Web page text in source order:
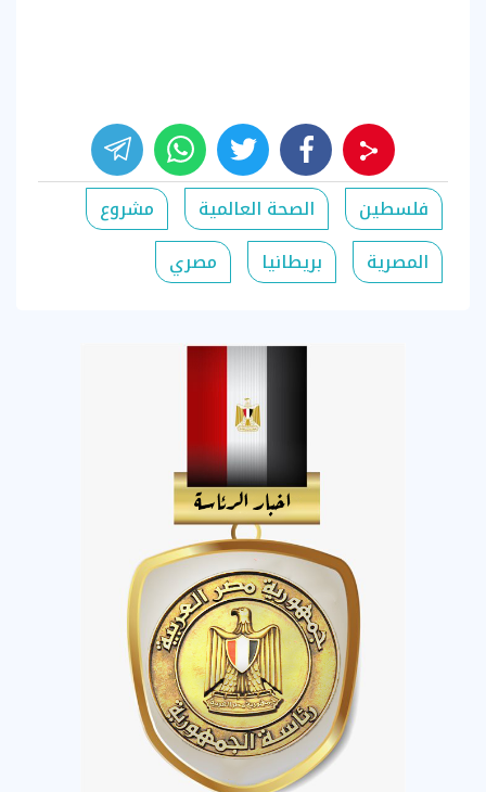
فلسطين الصحة العالمية
مشروع
المصرية
بريطانيا مصري